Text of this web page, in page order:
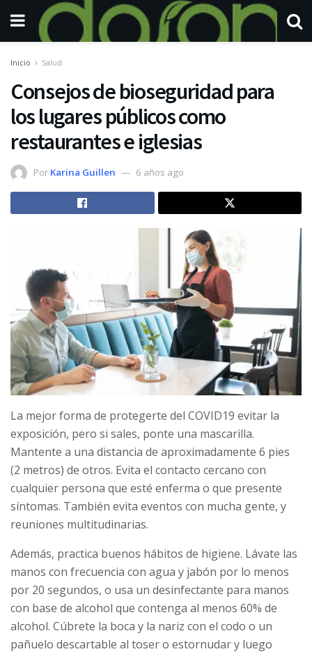
Inicio Salud
Consejos de bioseguridad para
los lugares públicos como
restaurantes e iglesias
Por Karina Guillen 6 años ago
La mejor forma de protegerte del COVID19 evitar la
exposición, pero si sales, ponte una mascarilla.
Mantente a una distancia de aproximadamente 6 pies
(2 metros) de otros. Evita el contacto cercano con
cualquier persona que esté enferma o que presente
síntomas. También evita eventos con mucha gente, y
reuniones multitudinarias.
Además, practica buenos hábitos de higiene. Lávate las
manos con frecuencia con agua y jabón por lo menos
por 20 segundos, o usa un desinfectante para manos
con base de alcohol que contenga al menos 60% de
alcohol. Cúbrete la boca y la nariz con el codo o un
pañuelo descartable al toser o estornudar y luego